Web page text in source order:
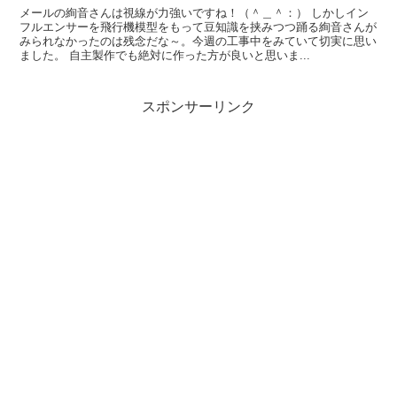
メールの絢音さんは視線が力強いですね！（＾＿＾：） しかしイン
フルエンサーを飛行機模型をもって豆知識を挟みつつ踊る絢音さんが
みられなかったのは残念だな～。今週の工事中をみていて切実に思い
ました。 自主製作でも絶対に作った方が良いと思いま...
スポンサーリンク